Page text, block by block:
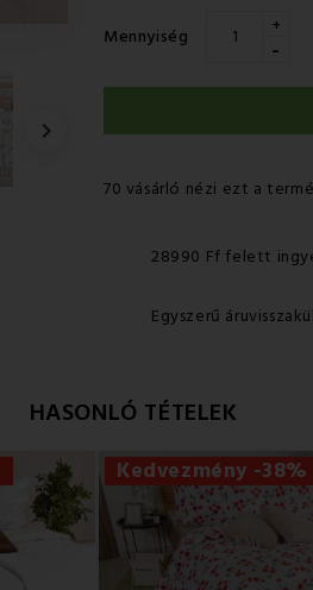

Mennyiség +
-
70 vásárló nézi ezt a
28990 Ff felett
Egyszerű
HASONLÓ TÉTELEK
Kedvezmény -38%